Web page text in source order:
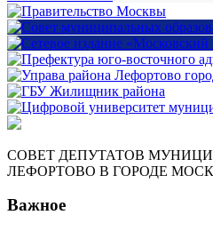
СОВЕТ ДЕПУТАТОВ
ЛЕФОРТОВО В ГОРОДЕ
Важное